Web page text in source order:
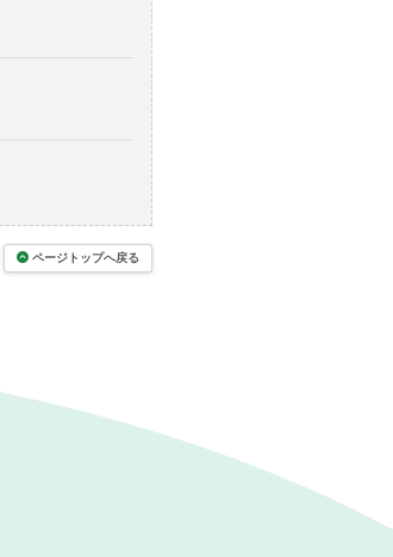
ページトップへ戻る